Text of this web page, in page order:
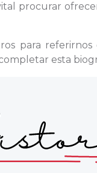
procurar
para
esta